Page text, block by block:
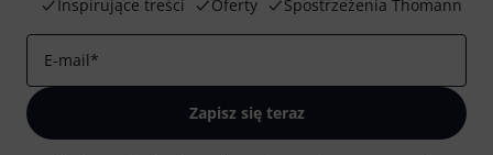
Inspirujące treści
Oferty Spostrzeżenia Thomann
E-mail*
Zapisz się teraz